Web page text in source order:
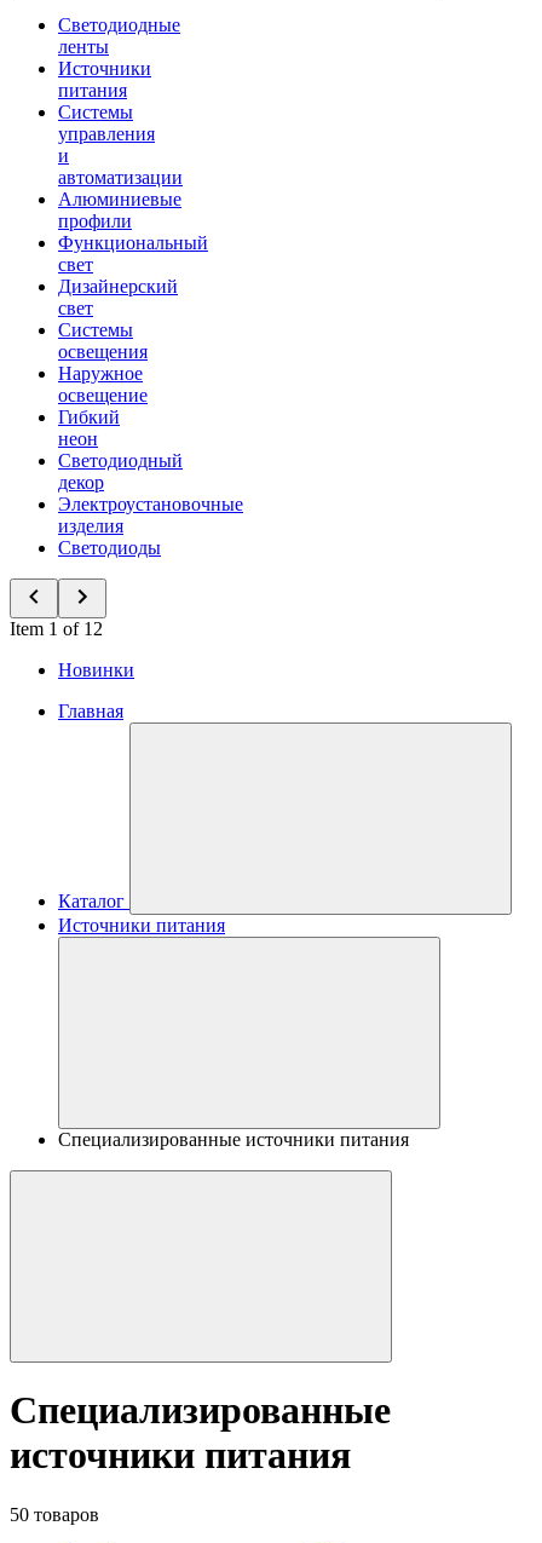
Светодиодные
ленты
Источники
питания
Системы
управления
и
автоматизации
Алюминиевые
профили
Функциональный
свет
Дизайнерский
свет
Системы
освещения
Наружное
освещение
Гибкий
неон
Светодиодный
декор
Электроустановочные
изделия
Светодиоды
Item 1 of 12
Новинки
Главная
Каталог
Источники питания
Специализированные источники питания
Специализированные
источники питания
50 товаров